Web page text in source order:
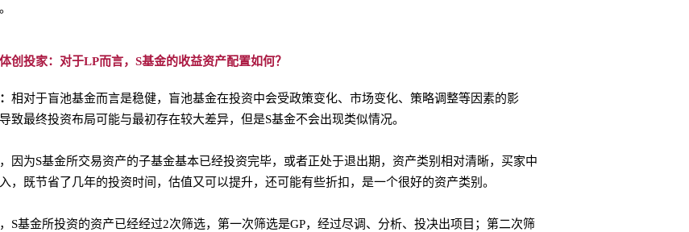
创投家：对于LP而言，S基金的收益资产配置如何？
相对于盲池基金而言是稳健，盲池基金在投资中会受政策变化、市场变化、策略调整等因素的影
致最终投资布局可能与最初存在较大差异，但是S基金不会出现类似情况。
因为S基金所交易资产的子基金基本已经投资完毕，或者正处于退出期，资产类别相对清晰，买家中
，既节省了几年的投资时间，估值又可以提升，还可能有些折扣，是一个很好的资产类别。
S基金所投资的资产已经经过2次筛选，第一次筛选是GP，经过尽调、分析、投决出项目；第二次筛